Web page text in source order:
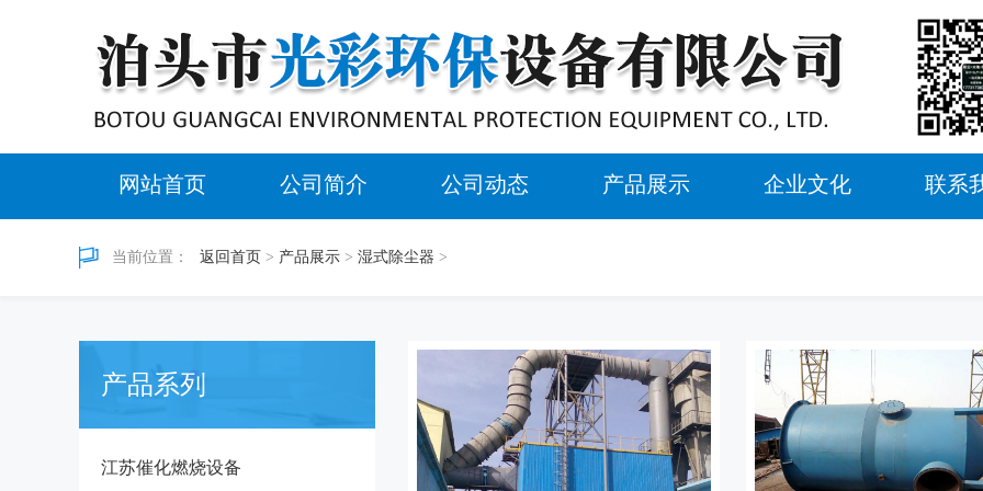
网站首页 公司简介 公司动态 产品展示 企业文化 联系
当前位置： 返回首页 > 产品展示 > 湿式除尘器 >
产品系列
江苏催化燃烧设备